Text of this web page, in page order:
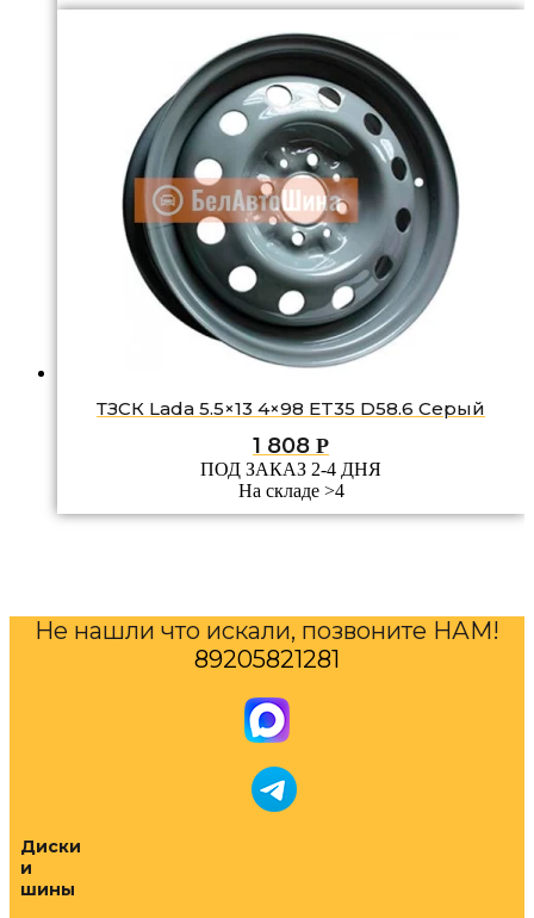
ТЗСК Lada 5.5×13 4×98 ET35 D58.6 Серый
1 808 Р
ПОД ЗАКАЗ 2-4 ДНЯ
На складе >4
Не нашли что искали, позвоните НАМ!
89205821281
Диски
и
шины